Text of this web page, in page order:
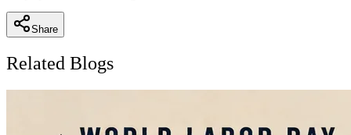
Share
Related Blogs